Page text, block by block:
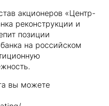
акционеров «Центр-
реконструкции и
позиции
на российском
вы можете